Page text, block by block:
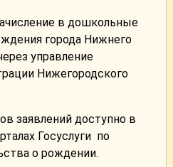
в дошкольные
города Нижнего
управление
Нижегородского
заявлений доступно в
Госуслуги по
о рождении.